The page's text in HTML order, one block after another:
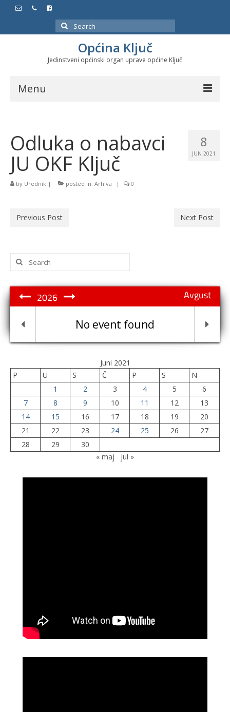
Search
for:
Općina Ključ
Jedinstveni općinski organ uprave općine Ključ
Menu
Službeni glasnici
Javne nabavke
Značajni datumi i manifestacije
8
JUN 2021
Odluka o nabavci
JU OKF Ključ
by Urednik | posted in: Arhiva | 0
Previous Post Next Post
Search
for:
Avgust
2026
No event found
Juni 2021
P
U S Č P S
N
1
2 3 4 5
6
7
8 9 10 11 12
13
14
15 16 17 18 19
20
21
22 23 24 25 26
27
28
29
30
« maj
jul »